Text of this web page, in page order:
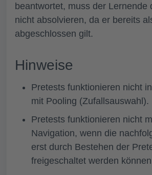
beantwortet, muss der Lernende
nicht absolvieren, da er bereits
abgeschlossen gilt.
Hinweise
Pretests funktionieren nicht
mit Pooling (Zufallsauswahl).
Pretests funktionieren nicht
Navigation, wenn die
erst durch Bestehen der
freigeschaltet werden